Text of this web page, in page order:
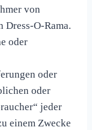
von
O-Rama.
oder
oder
oder
jeder
einem Zwecke